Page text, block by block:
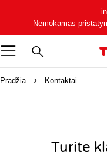
Nemokamas
Pradžia Kontaktai
Turite